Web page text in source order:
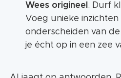
Wees origineel . Durf
Voeg unieke inzichten
onderscheiden van
je écht op in een zee